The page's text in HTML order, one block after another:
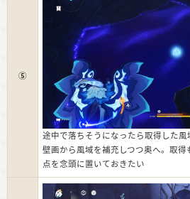
⑤
途中で落ちそうになったら取得した
壁画から風域を補充しつつ奥へ。取
点を念頭に置いておきたい